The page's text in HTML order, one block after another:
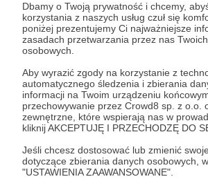
Dbamy o Twoją prywatność i chcemy,
korzystania z naszych usług czuł się
poniżej prezentujemy Ci najważniejsze
zasadach przetwarzania przez nas
osobowych.
Aby wyrazić zgody na korzystanie z
automatycznego śledzenia i zbierania
informacji na Twoim urządzeniu
przechowywanie przez Crowd8 sp. z o.o.
zewnętrzne, które wspierają nas w
kliknij AKCEPTUJĘ I PRZECHODZĘ DO
Jeśli chcesz dostosować lub zmienić
dotyczące zbierania danych osobowych,
"USTAWIENIA ZAAWANSOWANE".
Zostań Patronem
Udostępnij